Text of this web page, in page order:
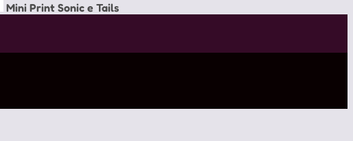
Mini Print Sonic e Tails